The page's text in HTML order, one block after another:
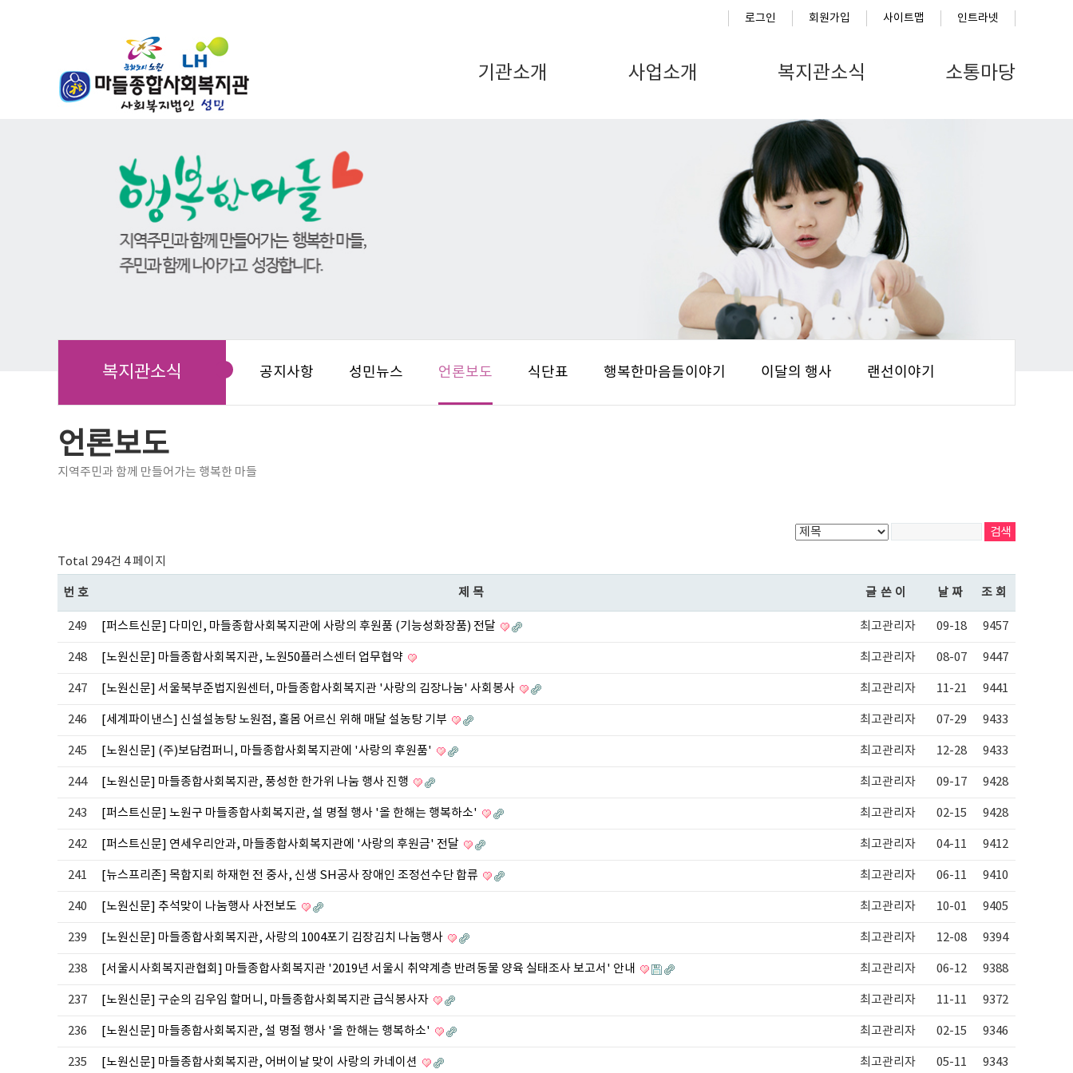
로그인 회원가입 사이트맵 인트라넷
기관소개 사업소개 복지관소식 소통마당
복지관소식 공지사항 성민뉴스 언론보도 식단표 행복한마음들이야기 이달의 행사 랜선이야기
언론보도
지역주민과 함께 만들어가는 행복한 마들
Total 294건 4 페이지
번호 제목 글쓴이 날짜 조회
249 [퍼스트신문] 다미인, 마들종합사회복지관에 사랑의 후원품 (기능성화장품) 전달 최고관리자 09-18 9457
248 [노원신문] 마들종합사회복지관, 노원50플러스센터 업무협약 최고관리자 08-07 9447
247 [노원신문] 서울북부준법지원센터, 마들종합사회복지관 '사랑의 김장나눔' 사회봉사 최고관리자 11-21 9441
246 [세계파이낸스] 신설설농탕 노원점, 홀몸 어르신 위해 매달 설농탕 기부 최고관리자 07-29 9433
245 [노원신문] (주)보담컴퍼니, 마들종합사회복지관에 '사랑의 후원품' 최고관리자 12-28 9433
244 [노원신문] 마들종합사회복지관, 풍성한 한가위 나눔 행사 진행 최고관리자 09-17 9428
243 [퍼스트신문] 노원구 마들종합사회복지관, 설 명절 행사 '올 한해는 행복하소' 최고관리자 02-15 9428
242 [퍼스트신문] 연세우리안과, 마들종합사회복지관에 '사랑의 후원금' 전달 최고관리자 04-11 9412
241 [뉴스프리존] 목합지뢰 하재헌 전 중사, 신생 SH공사 장애인 조정선수단 합류 최고관리자 06-11 9410
240 [노원신문] 추석맞이 나눔행사 사전보도 최고관리자 10-01 9405
239 [노원신문] 마들종합사회복지관, 사랑의 1004포기 김장김치 나눔행사 최고관리자 12-08 9394
238 [서울시사회복지관협회] 마들종합사회복지관 '2019년 서울시 취약계층 반려동물 양육 실태조사 보고서' 안내 최고관리자 06-12 9388
237 [노원신문] 구순의 김우임 할머니, 마들종합사회복지관 급식봉사자 최고관리자 11-11 9372
236 [노원신문] 마들종합사회복지관, 설 명절 행사 '올 한해는 행복하소' 최고관리자 02-15 9346
235 [노원신문] 마들종합사회복지관, 어버이날 맞이 사랑의 카네이션 최고관리자 05-11 9343